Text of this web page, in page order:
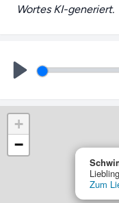
Wortes KI-generiert.
Play
Zum
+
−